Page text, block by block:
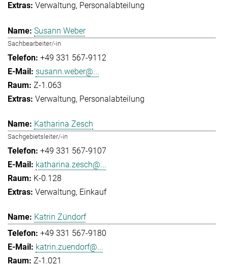
Verwaltung Personalabteilung
Susann Weber
Sachbearbeiter/-in
+49 331 567-9112
susann.weber@...
Z-1.063
Verwaltung Personalabteilung
Katharina Zesch
Sachgebietsleiter/-in
+49 331 567-9107
katharina.zesch@...
K-0.128
Verwaltung Einkauf
Katrin Zündorf
+49 331 567-9180
katrin.zuendorf@...
Z-1.021